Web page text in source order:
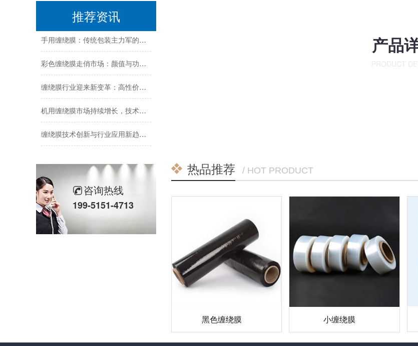
产品
热品推荐 / HOT PRODUCT
黑色缠绕膜 小缠绕膜
推荐资讯
咨询热线
199-5151-4713